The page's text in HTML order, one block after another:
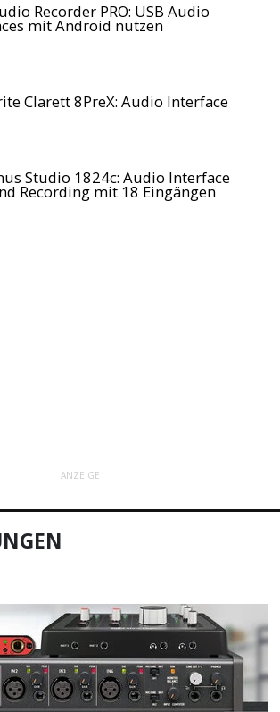
Recorder PRO: USB Audio
mit Android nutzen
Clarett 8PreX: Audio Interface
Studio 1824c: Audio Interface
Recording mit 18 Eingängen
ANZEIGE